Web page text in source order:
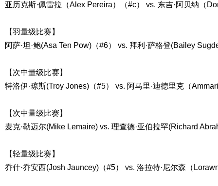
亚历克斯·佩雷拉（Alex Pereira）（#c） vs. 东吉·阿贝纳（
【羽量级比赛】
阿萨·坦·鲍(Asa Ten Pow)（#6） vs. 拜利·萨格登(Bailey
【次中量级比赛】
特洛伊·琼斯(Troy Jones)（#5） vs. 阿马里·迪德里克（
【次中量级比赛】
麦克·勒迈尔(Mike Lemaire) vs. 理查德·亚伯拉罕(Richard
【轻量级比赛】
乔什·乔安西(Josh Jauncey)（#5） vs. 洛拉特·尼尔森（